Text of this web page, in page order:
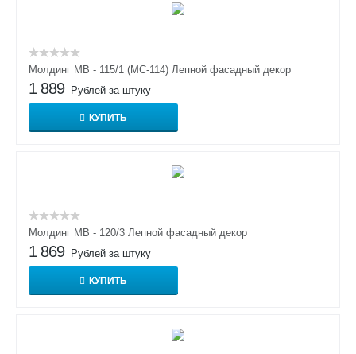
Молдинг МВ - 115/1 (МС-114) Лепной фасадный декор
1 889 Рублей за штуку
КУПИТЬ
Молдинг МВ - 120/3 Лепной фасадный декор
1 869 Рублей за штуку
КУПИТЬ